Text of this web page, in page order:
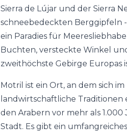
Sierra de Lújar und der Sierra
schneebedeckten Berggipfeln
ein Paradies für
Buchten, versteckte Winkel
zweithöchste Gebirge
Motril ist ein Ort, an dem sich
landwirtschaftliche
den Arabern vor mehr als
Stadt. Es gibt ein